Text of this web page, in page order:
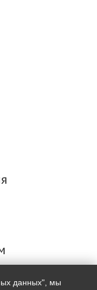
данных", мы